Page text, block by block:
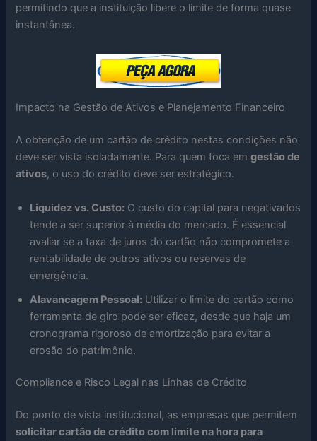
permitindo que a instituição libere o limite de forma quase
instantânea.
Impacto na Gestão de Ativos e Planejamento Financeiro
A obtenção de um cartão de crédito nestas condições não
deve ser vista isoladamente. Para quem foca emgestão de
ativos, o uso do crédito deve ser estratégico.
Liquidez vs. Custo: O custo do capital para negativados
tende a ser superior à média do mercado. É essencial
avaliar se a taxa de juros do cartão não compromete a
rentabilidade de outros ativos ou reservas de
emergência.
Alavancagem Pessoal: Utilizar o limite do cartão como
ferramenta de giro pode ser eficaz, desde que haja um
cronograma rigoroso de amortização para evitar a
erosão do patrimônio.
Compliance e Risco Legal nas Linhas de Crédito
Do ponto de vista institucional, as empresas que permitem
solicitar cartão de crédito com limite na hora para